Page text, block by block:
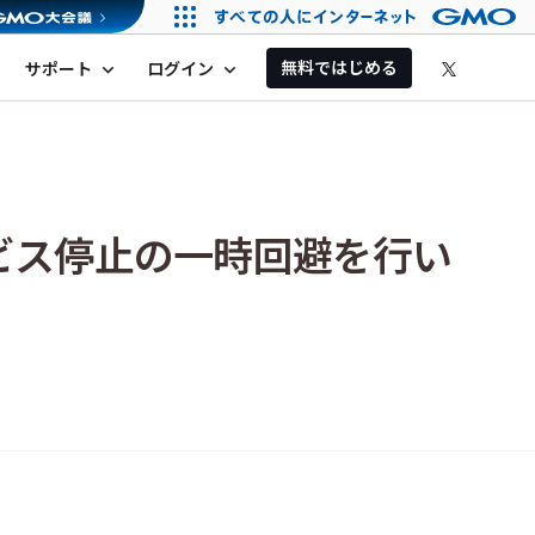
サポート expand_more ログイン expand_more 無料ではじめる
停止の一時回避を行い